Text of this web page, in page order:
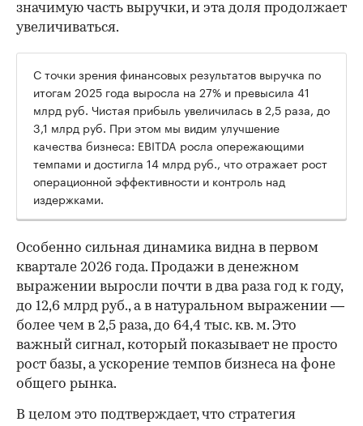
значимую часть выручки, и эта доля продолжает
увеличиваться.
С точки зрения финансовых результатов выручка по
итогам 2025 года выросла на 27% и превысила 41
млрд руб. Чистая прибыль увеличилась в 2,5 раза, до
3,1 млрд руб. При этом мы видим улучшение
качества бизнеса: EBITDA росла опережающими
темпами и достигла 14 млрд руб., что отражает рост
операционной эффективности и контроль над
издержками.
Особенно сильная динамика видна в первом
квартале 2026 года. Продажи в денежном
выражении выросли почти в два раза год к году,
до 12,6 млрд руб., а в натуральном выражении —
более чем в 2,5 раза, до 64,4 тыс. кв. м. Это
важный сигнал, который показывает не просто
рост базы, а ускорение темпов бизнеса на фоне
общего рынка.
В целом это подтверждает, что стратегия